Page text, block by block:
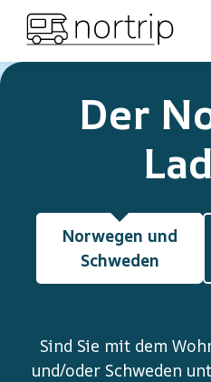
Der
Norwegen und
Schweden
Sind Sie mit dem
und/oder Schweden